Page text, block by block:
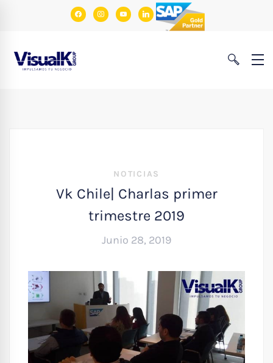
facebookinstagram
youtubelinkedin
NOTICIAS
Vk Chile| Charlas primer
trimestre 2019
Junio 28, 2019